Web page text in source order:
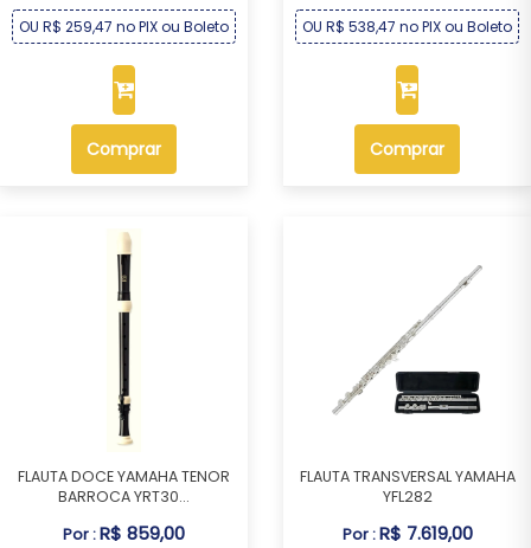
OU R$ 259,47 no PIX ou Boleto
Comprar
OU R$ 538,47 no PIX ou Boleto
Comprar
FLAUTA DOCE YAMAHA TENOR
BARROCA YRT30...
Por :R$ 859,00
FLAUTA TRANSVERSAL YAMAHA
YFL282
Por :R$ 7.619,00